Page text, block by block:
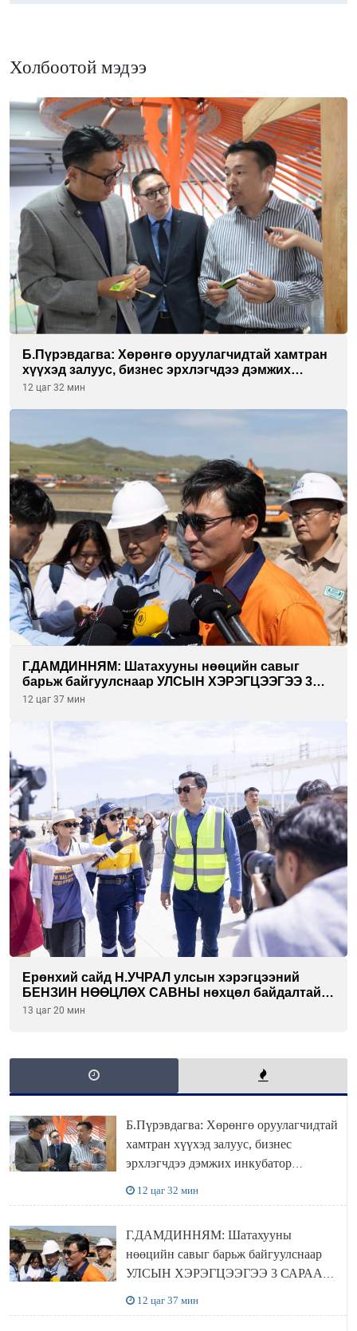
Холбоотой мэдээ
Б.Пүрэвдагва: Хөрөнгө оруулагчидтай хамтран
хүүхэд залуус, бизнес эрхлэгчдээ дэмжих
инкубатор төвүүдийг хотын захын
12 цаг 32 мин
Г.ДАМДИННЯМ: Шатахууны нөөцийн савыг
барьж байгуулснаар УЛСЫН ХЭРЭГЦЭЭГЭЭ 3
САРААР НӨӨЦЛӨДӨГ болно
12 цаг 37 мин
Ерөнхий сайд Н.УЧРАЛ улсын хэрэгцээний
БЕНЗИН НӨӨЦЛӨХ САВНЫ нөхцөл байдалтай
танилцлаа
13 цаг 20 мин
Б.Пүрэвдагва: Хөрөнгө оруулагчидтай
хамтран хүүхэд залуус, бизнес
эрхлэгчдээ дэмжих инкубатор
12 цаг 32 мин
Г.ДАМДИННЯМ: Шатахууны
нөөцийн савыг барьж байгуулснаар
УЛСЫН ХЭРЭГЦЭЭГЭЭ 3 САРААР
12 цаг 37 мин